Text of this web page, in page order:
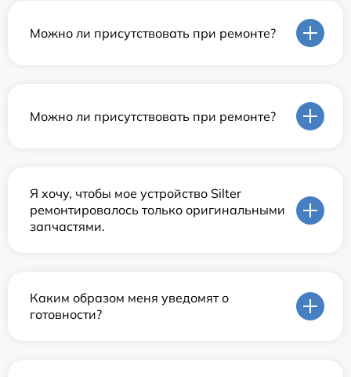
Можно ли присутствовать при ремонте?
Можно ли присутствовать при ремонте?
Я хочу, чтобы мое устройство Silter
ремонтировалось только оригинальными
запчастями.
Каким образом меня уведомят о
готовности?